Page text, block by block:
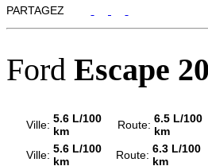
PARTAGEZ
Ford Escape
Ville: 5.6 L/100
km
Route: 6.5 L/100
km
Ville: 5.6 L/100
km
Route: 6.3 L/100
km